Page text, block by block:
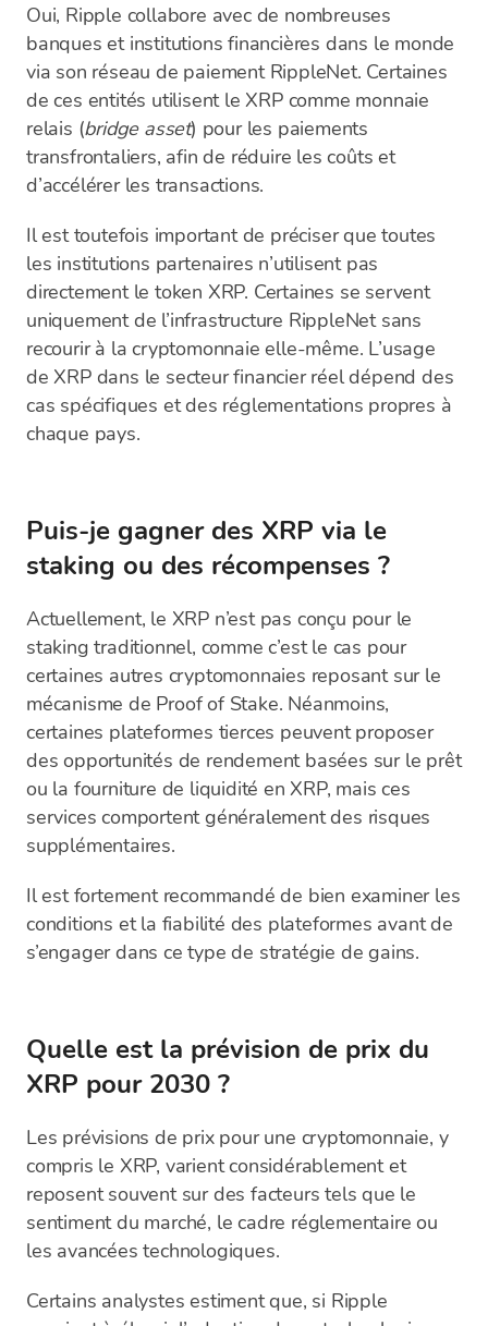
Oui, Ripple collabore avec de nombreuses
banques et institutions financières dans le monde
via son réseau de paiement RippleNet. Certaines
de ces entités utilisent le XRP comme monnaie
relais (bridge asset) pour les paiements
transfrontaliers, afin de réduire les coûts et
d’accélérer les transactions.
Il est toutefois important de préciser que toutes
les institutions partenaires n’utilisent pas
directement le token XRP. Certaines se servent
uniquement de l’infrastructure RippleNet sans
recourir à la cryptomonnaie elle-même. L’usage
de XRP dans le secteur financier réel dépend des
cas spécifiques et des réglementations propres à
chaque pays.
Puis-je gagner des XRP via le
staking ou des récompenses ?
Actuellement, le XRP n’est pas conçu pour le
staking traditionnel, comme c’est le cas pour
certaines autres cryptomonnaies reposant sur le
mécanisme de Proof of Stake. Néanmoins,
certaines plateformes tierces peuvent proposer
des opportunités de rendement basées sur le prêt
ou la fourniture de liquidité en XRP, mais ces
services comportent généralement des risques
supplémentaires.
Il est fortement recommandé de bien examiner les
conditions et la fiabilité des plateformes avant de
s’engager dans ce type de stratégie de gains.
Quelle est la prévision de prix du
XRP pour 2030 ?
Les prévisions de prix pour une cryptomonnaie, y
compris le XRP, varient considérablement et
reposent souvent sur des facteurs tels que le
sentiment du marché, le cadre réglementaire ou
les avancées technologiques.
Certains analystes estiment que, si Ripple